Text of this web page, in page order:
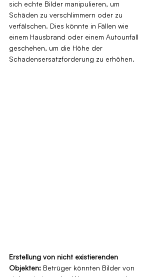
sich echte Bilder manipulieren, um
Schäden zu verschlimmern oder zu
verfälschen. Dies könnte in Fällen wie
einem Hausbrand oder einem Autounfall
geschehen, um die Höhe der
Schadensersatzforderung zu erhöhen.
Erstellung von nicht existierenden
Objekten: Betrüger könnten Bilder von